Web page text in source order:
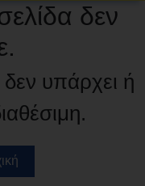
δεν
υπάρχει ή